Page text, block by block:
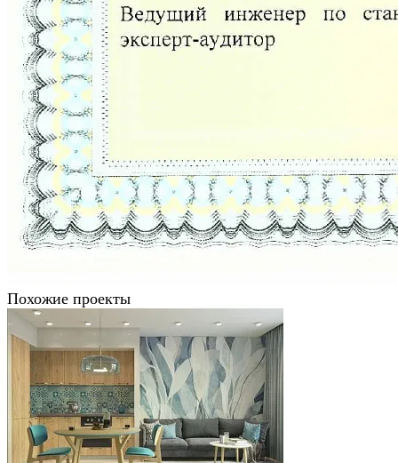
Похожие проекты